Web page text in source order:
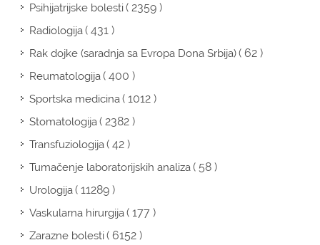
Psihijatrijske bolesti( 2359 )
Radiologija( 431 )
Rak dojke (saradnja sa Evropa Dona Srbija)( 62 )
Reumatologija( 400 )
Sportska medicina( 1012 )
Stomatologija( 2382 )
Transfuziologija( 42 )
Tumačenje laboratorijskih analiza( 58 )
Urologija( 11289 )
Vaskularna hirurgija( 177 )
Zarazne bolesti( 6152 )